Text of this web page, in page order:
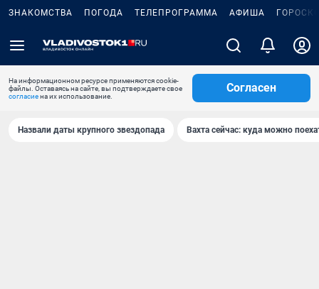
ЗНАКОМСТВА ПОГОДА ТЕЛЕПРОГРАММА АФИША
На информационном ресурсе применяются cookie-
файлы. Оставаясь на сайте, вы подтверждаете свое
согласиена их использование.
Согласен
Назвали даты крупного звездопада Вахта сейчас: куда можно